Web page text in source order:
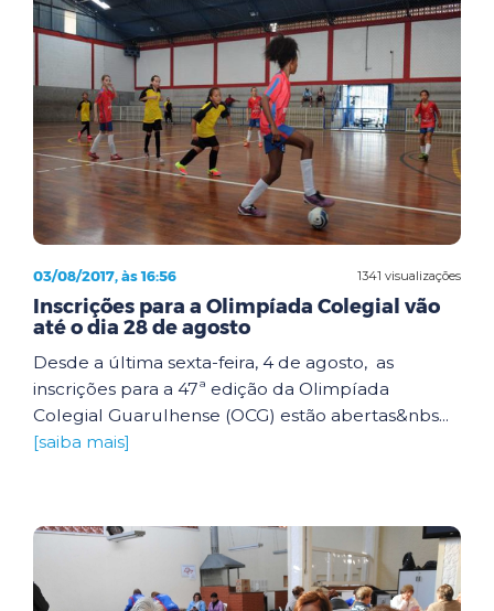
1341 visualizações
03/08/2017, às 16:56
Inscrições para a Olimpíada Colegial vão
até o dia 28 de agosto
Desde a última sexta-feira, 4 de agosto, as
inscrições para a 47ª edição da Olimpíada
Colegial Guarulhense (OCG) estão abertas&nbs...
[saiba mais]